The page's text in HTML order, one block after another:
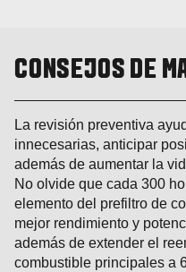
CONSEJOS DE
La revisión preventiva
innecesarias, anticipar
además de aumentar la
No olvide que cada 300
elemento del prefiltro de
mejor rendimiento y
además de extender el
combustible principales a